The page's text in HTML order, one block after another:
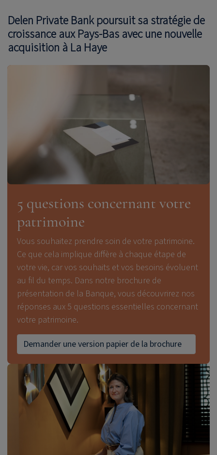
Delen Private Bank poursuit sa stratégie de
croissance aux Pays-Bas avec une nouvelle
acquisition à La Haye
5 questions concernant votre
patrimoine
Vous souhaitez prendre soin de votre patrimoine.
Ce que cela implique diffère à chaque étape de
votre vie, car vos souhaits et vos besoins évoluent
au fil du temps. Dans notre brochure de
présentation de la Banque, vous découvrirez nos
réponses aux 5 questions essentielles concernant
votre patrimoine.
Demander une version papier de la brochure